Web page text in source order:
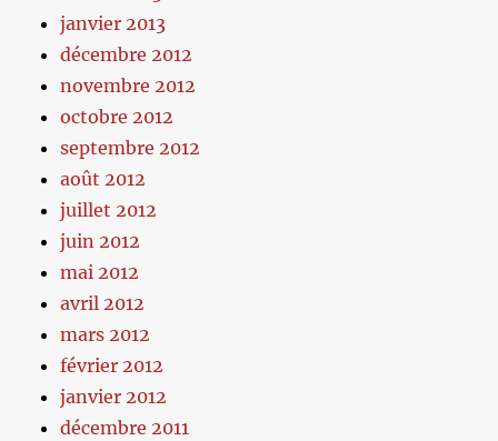
janvier 2013
décembre 2012
novembre 2012
octobre 2012
septembre 2012
août 2012
juillet 2012
juin 2012
mai 2012
avril 2012
mars 2012
février 2012
janvier 2012
décembre 2011